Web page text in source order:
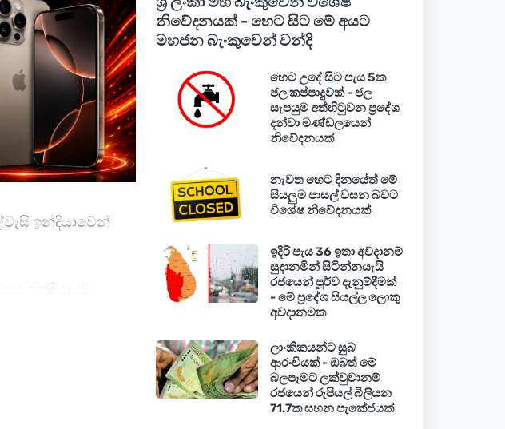
ඉන්දියාවෙන්
ඉන්දියාවේ
වෙළී පවතින
නිවේදනයක් - හෙට සිට මේ අයට
මහජන බැංකුවෙන් වන්දි
හෙට උදේ සිට පැය 5ක
ජල කප්පාදුවක් - ජල
සැපයුම අත්හිටුවන ප්‍රදේශ
දන්වා මණ්ඩලයෙන්
නිවේදනයක්
නැවත හෙට දිනයේත් මේ
සියලුම පාසල් වසන බවට
විශේෂ නිවේදනයක්
ඉදිරි පැය 36 ඉතා අවදානම්
සුදානමින් සිටින්නයැයි
රජයෙන් පූර්ව දැනුම්දීමක්
- මේ ප්‍රදේශ සියල්ල ලොකු
අවදානමක
ලාංකිකයන්ට සුබ
ආරංචියක් - ඔබත් මේ
බලපෑමට ලක්වුවානම්
රජයෙන් රුපියල් බිලියන
71.7ක සහන පැකේජයක්